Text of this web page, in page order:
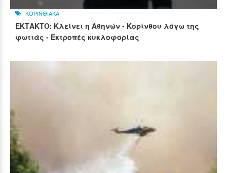
ΚΟΡΙΝΘΙΑΚΑ
ΕΚΤΑΚΤΟ: Κλείνει η Αθηνών - Κορίνθου λόγω της
φωτιάς - Εκτροπές κυκλοφορίας